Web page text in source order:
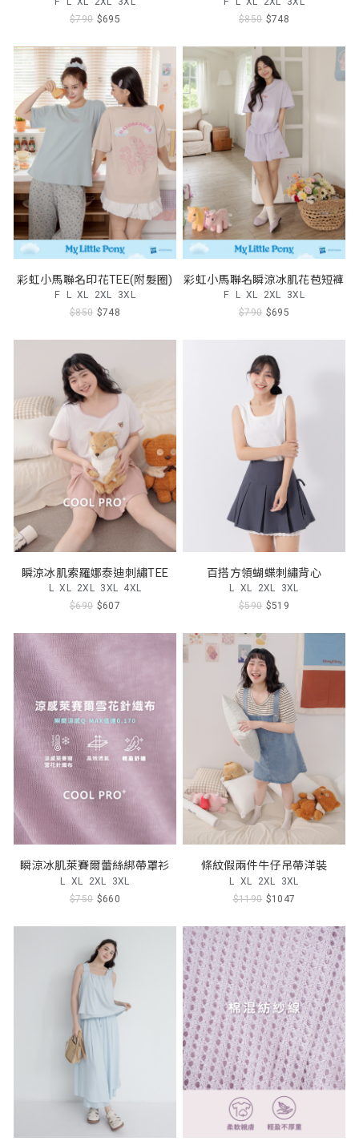
$790 $695
$850 $748
彩虹小馬聯名印花TEE(附髮圈)
F L XL 2XL 3XL
$850 $748
彩虹小馬聯名瞬涼冰肌花苞短褲
F L XL 2XL 3XL
$790 $695
瞬涼冰肌索羅娜泰迪刺繡TEE
L XL 2XL 3XL 4XL
$690 $607
百搭方領蝴蝶刺繡背心
L XL 2XL 3XL
$590 $519
瞬涼冰肌萊賽爾蕾絲綁帶罩衫
L XL 2XL 3XL
$750 $660
條紋假兩件牛仔吊帶洋裝
L XL 2XL 3XL
$1190 $1047